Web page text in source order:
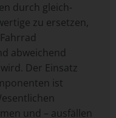
durch gleich-
zu ersetzen,
abweichend
Der Einsatz
ist
und – ausfällen